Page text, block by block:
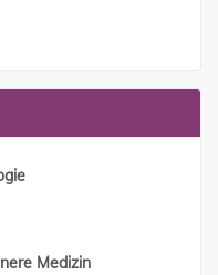
Medizin